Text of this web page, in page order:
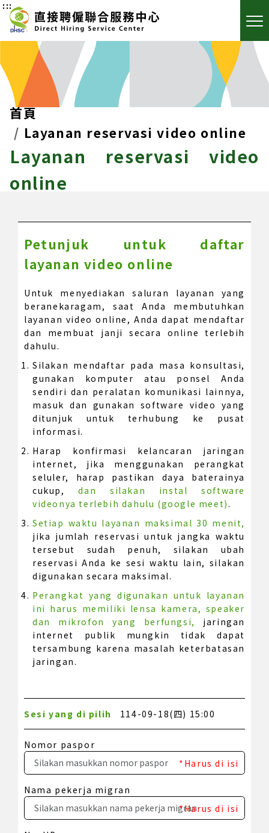
:::
首頁
Layanan reservasi video online
Layanan reservasi video
online
Petunjuk untuk daftar
layanan video online
Untuk menyediakan saluran layanan yang
beranekaragam, saat Anda membutuhkan
layanan video online, Anda dapat mendaftar
dan membuat janji secara online terlebih
dahulu.
Silakan mendaftar pada masa konsultasi,
gunakan komputer atau ponsel Anda
sendiri dan peralatan komunikasi lainnya,
masuk dan gunakan software video yang
ditunjuk untuk terhubung ke pusat
informasi.
Harap konfirmasi kelancaran jaringan
internet, jika menggunakan perangkat
seluler, harap pastikan daya baterainya
cukup,dan silakan instal software
videonya terlebih dahulu (google meet).
Setiap waktu layanan maksimal 30 menit,
jika jumlah reservasi untuk jangka waktu
tersebut sudah penuh, silakan ubah
reservasi Anda ke sesi waktu lain, silakan
digunakan secara maksimal.
Perangkat yang digunakan untuk layanan
ini harus memiliki lensa kamera, speaker
dan mikrofon yang berfungsi, jaringan
internet publik mungkin tidak dapat
tersambung karena masalah keterbatasan
jaringan.
Sesi yang di pilih 114-09-18(四) 15:00
Nomor paspor
*Harus di isi
Nama pekerja migran
*Harus di isi